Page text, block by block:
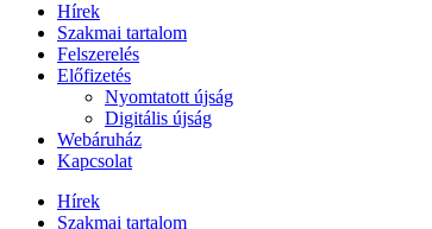
Hírek
Szakmai tartalom
Felszerelés
Előfizetés
Nyomtatott újság
Digitális újság
Webáruház
Kapcsolat
Hírek
Szakmai tartalom